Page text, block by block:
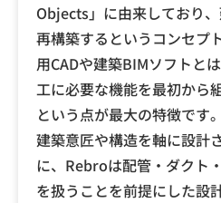
Objects」に由来しており
再構築するというコンセプ
用CADや建築BIMソフトと
工に必要な機能を最初から
という点が最大の特徴です
建築意匠や構造を軸に設計
に、Rebroは配管・ダクト
を扱うことを前提にした設